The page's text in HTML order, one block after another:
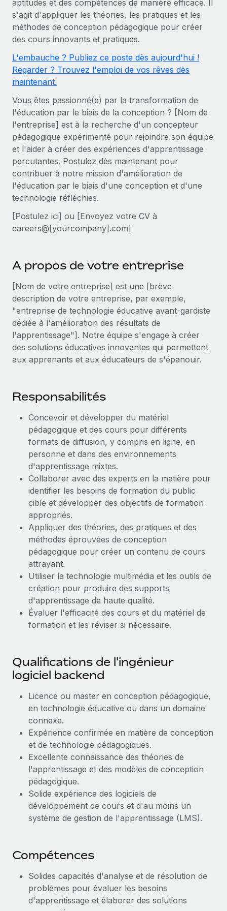
Gestion des freelances
Intégrez et gérez vos freelances partout dans le monde
PEO
INFRASTRUCTURE
Intégration Remote
Intégrez vos RH aux flux de travail en toute simplicité
Plateforme
Des fonctions RH clés intégrées pour votre équipe
Connecter Nouveau
Connectez n'importe quel outil d’IA à Remote grâce à
notre MCP
Intégrations
Rationalisez vos processus avec des outils essentiels
Demandez aux experts
Recevez des conseils d’experts sur les RH à
l’international et la conformité
Contrôles d’antécédents
Simplifiez vos processus de présélection des
candidats
matière de conformité
Gestion des appareils
Achetez et suivez vos équipements informatiques
dans le monde entier
Création d’entité
Établissez des entités rapidement et en toute
conformité
Mobilité et déménagement international
Organisez facilement le déménagement de vos
employés
Avantages sociaux
Gérez facilement les avantages sociaux
Comparer Remote
Examinez notre service par rapport aux autres
CROISSANCE
Start-ups
Des solutions agiles et internationales pour les RH et la
Entreprises intermédiaires
Développez vos équipes avec des solutions RH sur
mesure
Entreprise
Les RH à l’international pour les grandes entreprises
Partenaires stratégiques de la tech
Intégrez les RH à l’international de manière flexible
Explorez avec nous vos opportunités de partenariat
Remote Build Bientôt disponible
Conseil en intégrations et automatisations assistées par
l’IA
ÉTUDES DE CAS
pays
Calculateur de paiement des freelances
Découvrez les devises disponibles et les vitesses de
paiement pour vos freelances internationaux
Recherche et guides
Études de cas
Glossaire RH
Checklists et modèles
Descriptions de postes
Événements
Données sur les salaires et les talents
Centre de ressources
Obtenir de l’aide
Voir toutes les ressources
EOR et PEO
Gestion des freelances
Taxes
Explorer le blog
BLOG
Mises à jour des produits de Remote :
Intégrations Gusto et Xero et Gestion des
freelances Plus
Remote a toujours pour mission d'aider les entreprises de
toute taille à embaucher, gérer et payer...
En savoir plus
Comment Phiture gère ses 55 employés
Phiture, un leader notable du conseil en matière de
croissance mobile internationale, encourage les...
Nederlands
Français
Deutsch
Italiano
Português (Portugal)
日本語
한국어
中文（简体）
Connexion
aptitudes et des compétences de manière efficace. Il
s'agit d'appliquer les théories, les pratiques et les
méthodes de conception pédagogique pour créer
des cours innovants et pratiques.
L'embauche ? Publiez ce poste dès aujourd'hui !
Regarder ? Trouvez l'emploi de vos rêves dès
maintenant.
Vous êtes passionné(e) par la transformation de
l'éducation par le biais de la conception ? [Nom de
l'entreprise] est à la recherche d'un concepteur
pédagogique expérimenté pour rejoindre son équipe
et l'aider à créer des expériences d'apprentissage
percutantes. Postulez dès maintenant pour
contribuer à notre mission d'amélioration de
l'éducation par le biais d'une conception et d'une
technologie réfléchies.
[Postulez ici] ou [Envoyez votre CV à
careers@[yourcompany].com]
A propos de votre entreprise
[Nom de votre entreprise] est une [brève
description de votre entreprise, par exemple,
"entreprise de technologie éducative avant-gardiste
dédiée à l'amélioration des résultats de
l'apprentissage"]. Notre équipe s'engage à créer
des solutions éducatives innovantes qui permettent
aux apprenants et aux éducateurs de s'épanouir.
Responsabilités
Concevoir et développer du matériel
pédagogique et des cours pour différents
formats de diffusion, y compris en ligne, en
personne et dans des environnements
d'apprentissage mixtes.
Collaborer avec des experts en la matière pour
identifier les besoins de formation du public
cible et développer des objectifs de formation
appropriés.
Appliquer des théories, des pratiques et des
méthodes éprouvées de conception
pédagogique pour créer un contenu de cours
attrayant.
Utiliser la technologie multimédia et les outils de
création pour produire des supports
d'apprentissage de haute qualité.
Évaluer l'efficacité des cours et du matériel de
formation et les réviser si nécessaire.
Qualifications de l'ingénieur
logiciel backend
Licence ou master en conception pédagogique,
en technologie éducative ou dans un domaine
connexe.
Expérience confirmée en matière de conception
et de technologie pédagogiques.
Excellente connaissance des théories de
l'apprentissage et des modèles de conception
pédagogique.
Solide expérience des logiciels de
développement de cours et d'au moins un
système de gestion de l'apprentissage (LMS).
Compétences
Solides capacités d'analyse et de résolution de
problèmes pour évaluer les besoins
d'apprentissage et élaborer des solutions